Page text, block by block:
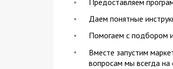
Предоставляем
Даем понятные
Помогаем с подбором
Вместе запустим
вопросам мы всегда на